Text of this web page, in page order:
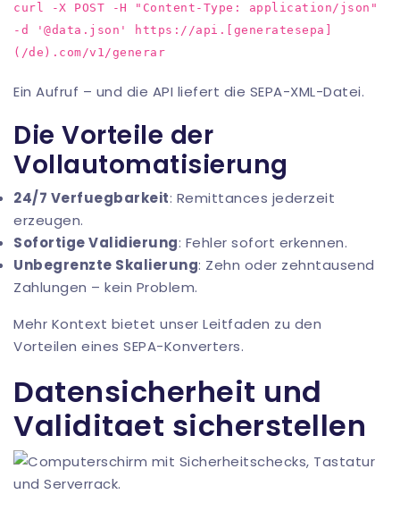
curl -X POST -H "Content-Type: application/json"
-d '@data.json' https://api.[generatesepa]
(/de).com/v1/generar
Ein Aufruf – und die API liefert die SEPA-XML-Datei.
Die Vorteile der
Vollautomatisierung
24/7 Verfuegbarkeit: Remittances jederzeit
erzeugen.
Sofortige Validierung: Fehler sofort erkennen.
Unbegrenzte Skalierung: Zehn oder zehntausend
Zahlungen – kein Problem.
Mehr Kontext bietet unser Leitfaden zu den
Vorteilen eines SEPA-Konverters.
Datensicherheit und
Validitaet sicherstellen